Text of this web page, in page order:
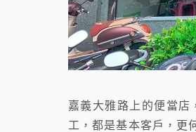
嘉義大雅路上的便當店
工，都是基本客戶，更